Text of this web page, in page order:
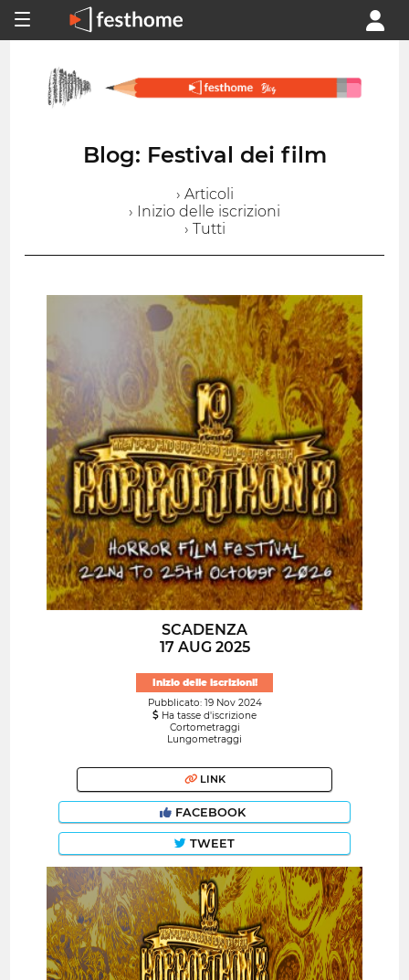
Blog: Festival dei film
› Articoli
› Inizio delle iscrizioni
› Tutti
SCADENZA
17 AUG 2025
Inizio delle iscrizioni!
Pubblicato: 19 Nov 2024
Ha tasse d'iscrizione
Cortometraggi
Lungometraggi
LINK
FACEBOOK
TWEET